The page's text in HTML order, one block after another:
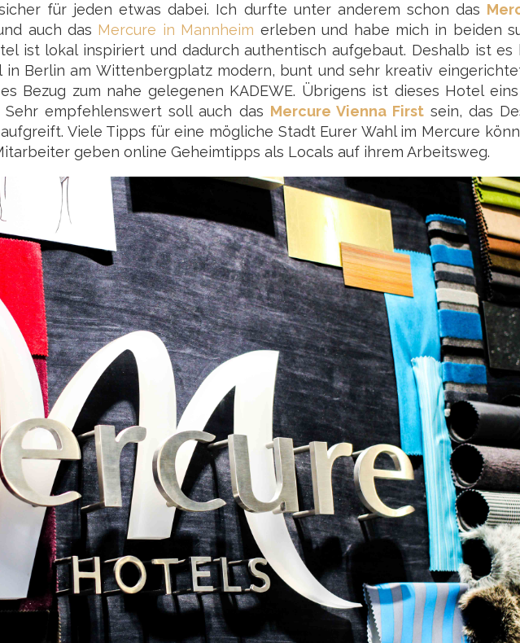
für jeden etwas dabei. Ich durfte unter anderem schon das
auch das Mercure in Mannheim erleben und habe mich in beiden
ist lokal inspiriert und dadurch authentisch aufgebaut. Deshalb ist es
in Berlin am Wittenbergplatz modern, bunt und sehr kreativ
Bezug zum nahe gelegenen KADEWE. Übrigens ist dieses Hotel
empfehlenswert soll auch das Mercure Vienna First sein, das
Viele Tipps für eine mögliche Stadt Eurer Wahl im Mercure
geben online Geheimtipps als Locals auf ihrem Arbeitsweg.